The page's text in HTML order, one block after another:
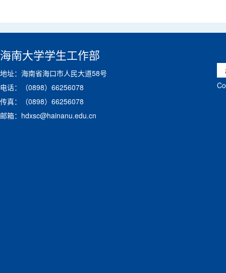
海南大学学生工作部
地址：海南省海口市人民大道58号
电话：（0898）66256078
传真：（0898）66256078
邮箱：hdxsc@hainanu.edu.cn